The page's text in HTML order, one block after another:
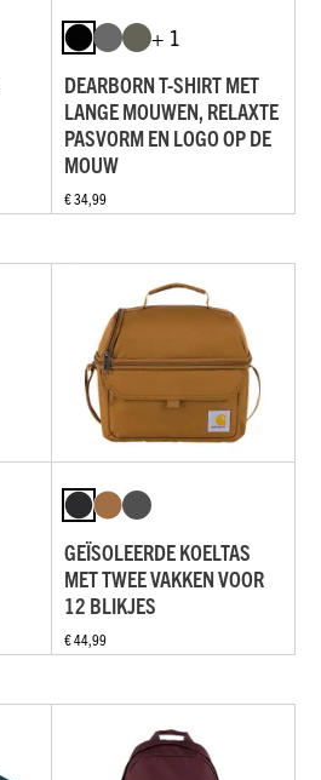
+ 1
DEARBORN T-SHIRT MET
LANGE MOUWEN, RELAXTE
PASVORM EN LOGO OP DE
MOUW
€ 34,99
GEÏSOLEERDE KOELTAS
MET TWEE VAKKEN VOOR
12 BLIKJES
€ 44,99